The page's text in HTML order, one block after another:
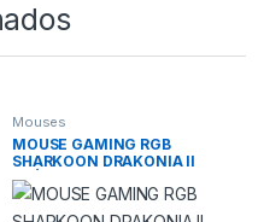
Mouses
MOUSE GAMING RGB
SHARKOON DRAKONIA II
ALÁMBRICO USB 15000 DPI
4044951020133
NEGRO/GRIS